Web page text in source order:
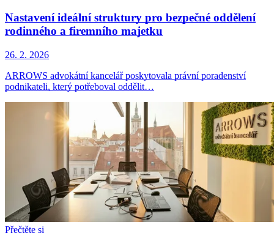
Nastavení ideální struktury pro bezpečné oddělení
rodinného a firemního majetku
26. 2. 2026
ARROWS advokátní kancelář poskytovala právní poradenství
podnikateli, který potřeboval oddělit…
Přečtěte si